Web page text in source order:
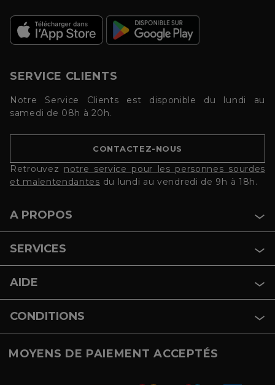
SERVICE CLIENTS
Notre Service Clients est disponible du lundi au
samedi de 08h à 20h.
CONTACTEZ-NOUS
Retrouvez notre service pour les personnes sourdes
et malentendantes du lundi au vendredi de 9h à 18h.
A PROPOS
SERVICES
AIDE
CONDITIONS
MOYENS DE PAIEMENT ACCEPTÉS